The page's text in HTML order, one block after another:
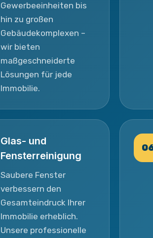
Gewerbeeinheiten bis
hin zu großen
Gebäudekomplexen –
wir bieten
maßgeschneiderte
Lösungen für jede
Immobilie.
Glas- und
Fensterreinigung
Saubere Fenster
verbessern den
Gesamteindruck Ihrer
Immobilie erheblich.
Unsere professionelle